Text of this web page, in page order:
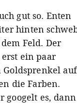
gut so. Enten
hinten
Feld. Der
ein paar
auf
die Farben.
googelt es, dann